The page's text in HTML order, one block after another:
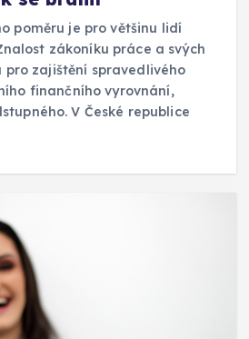
poměru je pro většinu lidí
zákoníku práce a svých
pro zajištění spravedlivého
finančního vyrovnání,
V České republice